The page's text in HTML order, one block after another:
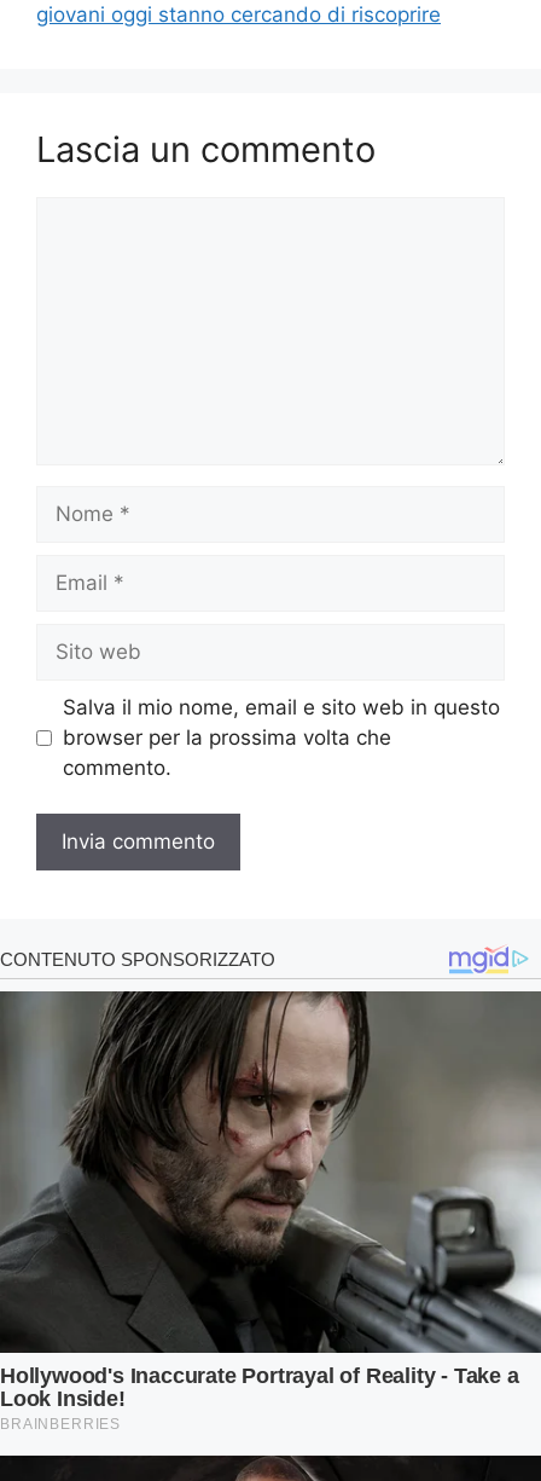
giovani oggi stanno cercando di riscoprire
Lascia un commento
web
Salva il mio nome, email e sito web in questo
browser per la prossima volta che
commento.